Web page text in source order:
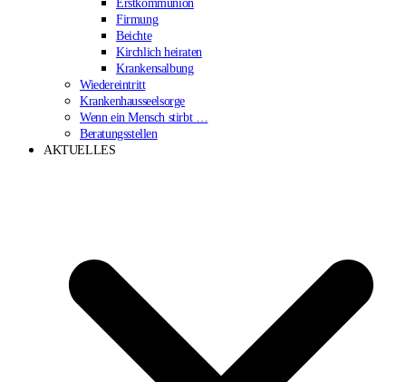
Erstkommunion
Firmung
Beichte
Kirchlich heiraten
Krankensalbung
Wiedereintritt
Krankenhausseelsorge
Wenn ein Mensch stirbt …
Beratungsstellen
AKTUELLES